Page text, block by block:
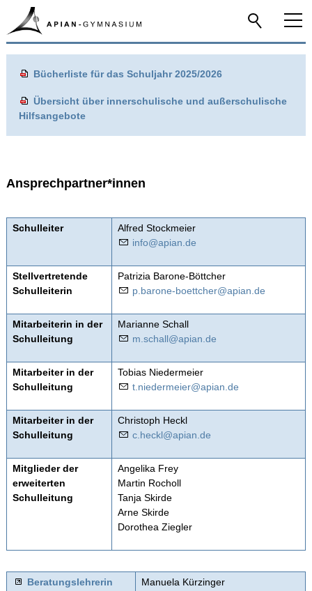
Das Apian
Infos-Service
Übertritt - Das Apian stellt sich vor
Ansprechpartner*innen
Ausbildungsrichtungen und Sprachen
Begabtenförderung
Einführungsklasse
Hausordnung
Hygieneempfehlungen
Lernen lernen
Mathegym
Mensa
Oberstufe
Unterrichtszeiten
Bücherliste für das Schuljahr 2025/2026
Übersicht über innerschulische und außerschulische
Hilfsangebote
Ansprechpartner*innen
Schulleiter
Alfred Stockmeier
nf
p n d
Stellvertretende
Schulleiterin
Patrizia Barone-Böttcher
p b r n -b ttch r p n d
Mitarbeiterin in der
Schulleitung
Marianne Schall
m sch ll p n d
Mitarbeiter in der
Schulleitung
Tobias Niedermeier
t n d rm r p n d
Mitarbeiter in der
Schulleitung
Christoph Heckl
c h ckl p n d
Mitglieder der
erweiterten
Schulleitung
Angelika Frey
Martin Rocholl
Tanja Skirde
Arne Skirde
Dorothea Ziegler
Beratungslehrerin
Manuela Kürzinger